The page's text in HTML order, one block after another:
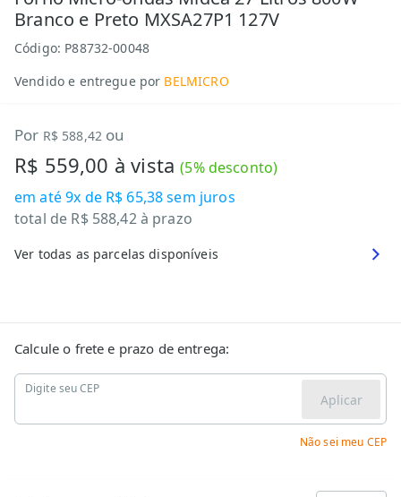
Branco e Preto MXSA27P1 127V
Código: P88732-00048
Vendido e entregue por BELMICRO
Por R$ 588,42 ou
R$ 559,00 à vista(5% desconto)
em até9x de R$ 65,38sem juros
total de R$ 588,42à prazo
Ver todas as parcelas disponíveis
Calcule o frete e prazo de entrega:
Digite seu CEP
Aplicar
Não sei meu CEP